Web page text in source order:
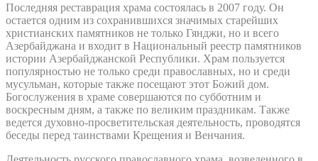
Последняя реставрация храма состоялась в 2007 году. Он
остается одним из сохранившихся значимых старейших
христианских памятников не только Гянджи, но и всего
Азербайджана и входит в Национальный реестр памятников
истории Азербайджанской Республики. Храм пользуется
популярностью не только среди православных, но и среди
мусульман, которые также посещают этот Божий дом.
Богослужения в храме совершаются по субботним и
воскресным дням, а также по великим праздникам. Также
ведется духовно-просветительская деятельность, проводятся
беседы перед таинствами Крещения и Венчания.